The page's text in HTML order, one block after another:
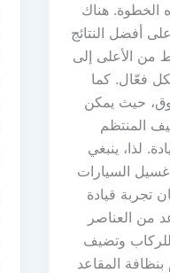
الخطوة. هناك
أفضل النتائج
من الأعلى إلى
فعّال. كما
حيث يمكن
المنتظم
لذا، ينبغي
السيارات
تجربة قيادة
من العناصر
للركاب وتضيف
بنظافة المقاعد